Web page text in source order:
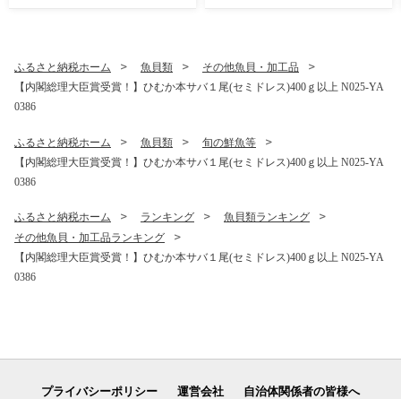
ふるさと納税ホーム 魚貝類
その他魚貝・加工品
【内閣総理大臣賞受賞！】ひむか本サバ１尾(セミドレス)400ｇ以上 N025-YA
0386
ふるさと納税ホーム 魚貝類
旬の鮮魚等
【内閣総理大臣賞受賞！】ひむか本サバ１尾(セミドレス)400ｇ以上 N025-YA
0386
ふるさと納税ホーム ランキング
魚貝類ランキング
その他魚貝・加工品ランキング
【内閣総理大臣賞受賞！】ひむか本サバ１尾(セミドレス)400ｇ以上 N025-YA
0386
プライバシーポリシー 運営会社 自治体関係者の皆様へ